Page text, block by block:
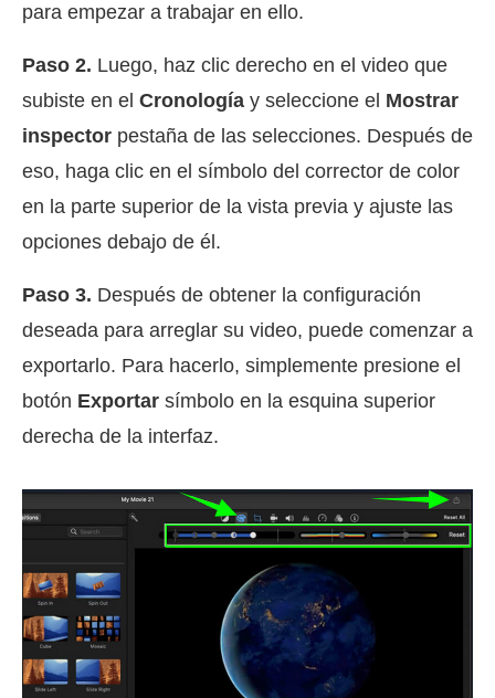
para empezar a trabajar en ello.
Paso 2. Luego, haz clic derecho en el video que
subiste en el Cronología y seleccione el Mostrar
inspector pestaña de las selecciones. Después de
eso, haga clic en el símbolo del corrector de color
en la parte superior de la vista previa y ajuste las
opciones debajo de él.
Paso 3. Después de obtener la configuración
deseada para arreglar su video, puede comenzar a
exportarlo. Para hacerlo, simplemente presione el
botón Exportar símbolo en la esquina superior
derecha de la interfaz.